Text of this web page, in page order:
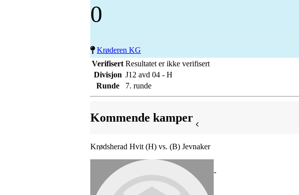
0
Krøderen KG
Verifisert Resultatet er ikke verifisert
Divisjon J12 avd 04 - H
Runde
7. runde
Kommende kamper
Krødsherad Hvit (H) vs. (B) Jevnaker
-